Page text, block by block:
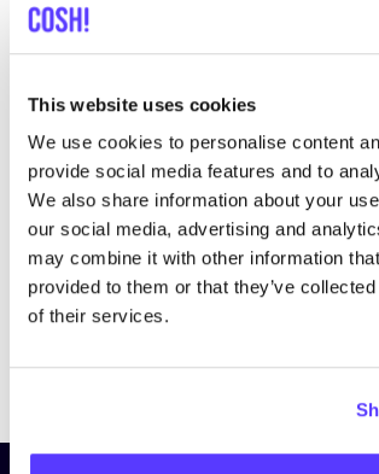
This website uses cookies
We use cookies to personalise content
provide social media features and to
We also share information about your
our social media, advertising and
may combine it with other information
provided to them or that they’ve
of their services.
Bezoek website